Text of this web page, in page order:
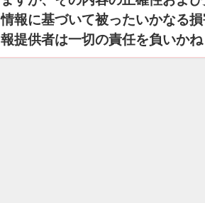
情報に基づいて被ったいかなる
報提供者は一切の責任を負いかね